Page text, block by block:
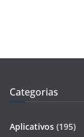
Categorias
Aplicativos (195)